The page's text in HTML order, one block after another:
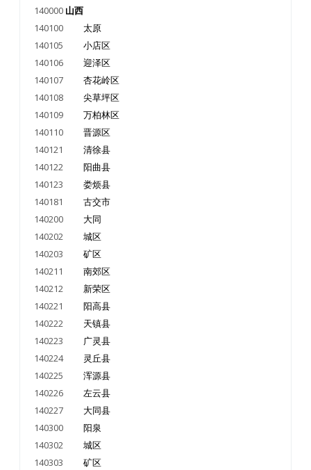
140000 山西
140100 太原
140105 小店区
140106 迎泽区
140107 杏花岭区
140108 尖草坪区
140109 万柏林区
140110 晋源区
140121 清徐县
140122 阳曲县
140123 娄烦县
140181 古交市
140200 大同
140202 城区
140203 矿区
140211 南郊区
140212 新荣区
140221 阳高县
140222 天镇县
140223 广灵县
140224 灵丘县
140225 浑源县
140226 左云县
140227 大同县
140300 阳泉
140302 城区
140303 矿区